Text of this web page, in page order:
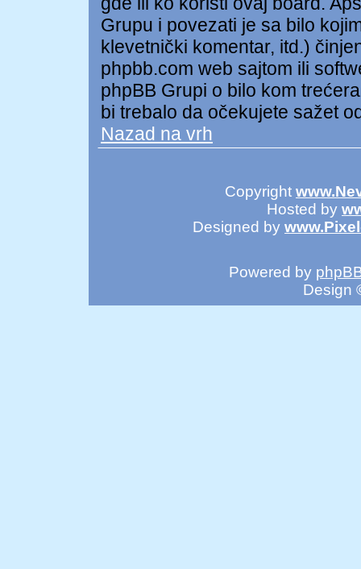
Grupu i povezati je sa bilo
klevetnički komentar, itd.)
phpbb.com web sajtom ili
phpBB Grupi o bilo kom
bi trebalo da očekujete sažet
Nazad na vrh
Copyright
Hosted by
Designed by
Powered by
Design